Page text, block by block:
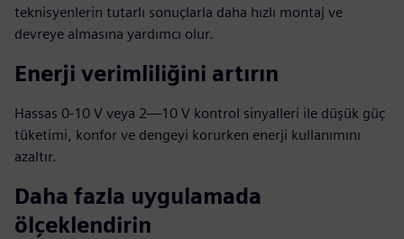
teknisyenlerin tutarlı sonuçlarla daha hızlı montaj ve
devreye almasına yardımcı olur.
Enerji verimliliğini artırın
Hassas 0-10 V veya 2—10 V kontrol sinyalleri ile düşük güç
tüketimi, konfor ve dengeyi korurken enerji kullanımını
azaltır.
Daha fazla uygulamada
ölçeklendirin